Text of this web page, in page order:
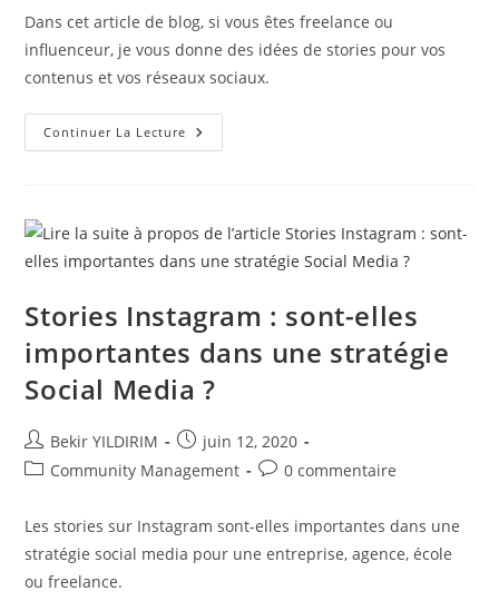
la
Dans cet article de blog, si vous êtes freelance ou
influenceur, je vous donne des idées de stories pour vos
contenus et vos réseaux sociaux.
Continuer La Lecture Idées
De
Et
Les
Influenceurs
!
Stories Instagram : sont-elles
importantes dans une stratégie
Social Media ?
Auteur/autrice
de
Bekir YILDIRIM
Publication
publiée :
juin 12, 2020
PostCommunity Management
Commentaires
la
publication :
0 commentaire
Les stories sur Instagram sont-elles importantes dans une
stratégie social media pour une entreprise, agence, école
ou freelance.